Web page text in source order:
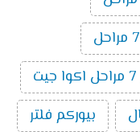
بيوركم فلتر